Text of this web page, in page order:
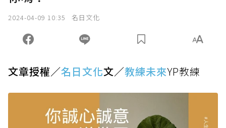
2024-04-09 10:35 名日文化
文章授權／名日文化文／教練未來YP教練